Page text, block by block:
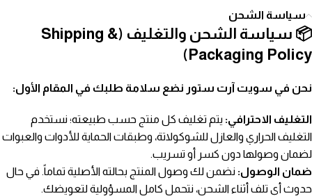
سياسة الشحن
📦 سياسة الشحن والتغليف (Shipping &
Packaging Policy)
نحن في سويت آرت ستور نضع سلامة طلبك في المقام الأول:
التغليف الاحترافي: يتم تغليف كل منتج حسب طبيعته؛ نستخدم
التغليف الحراري والعازل للشوكولاتة، وطبقات الحماية للأدوات والعبوات
لضمان وصولها دون كسر أو تسريب.
ضمان الوصول: نضمن لك وصول المنتج بحالته الأصلية تماماً. في حال
حدوث أي تلف أثناء الشحن، نتحمل كامل المسؤولية لتعويضك.